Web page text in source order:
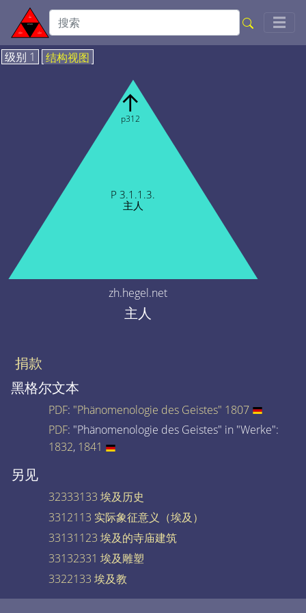
☰
级别 1 结构视图
P 3.1.1.3.
主人
↑
p312
zh.hegel.net
主人
捐款
黑格尔文本
PDF: "Phänomenologie des Geistes" 1807
PDF: "Phänomenologie des Geistes" in "Werke":
1832, 1841
另见
32333133 埃及历史
3312113 实际象征意义（埃及）
33131123 埃及的寺庙建筑
33132331 埃及雕塑
3322133 埃及教